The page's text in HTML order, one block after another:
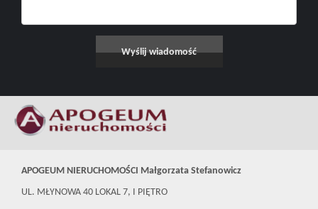
APOGEUM NIERUCHOMOŚCI Małgorzata Stefanowicz
UL. MŁYNOWA 40 LOKAL 7, I PIĘTRO